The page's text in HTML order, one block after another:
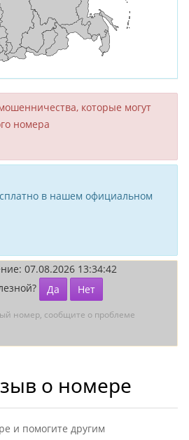
кото­рые могут
номера
в нашем официальном
07.08.2026 13:34:42
Да Нет
номер, сообщите о проблеме
о номере
и помогите другим